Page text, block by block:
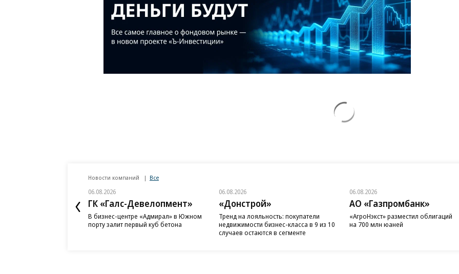
Новости компаний Все
06.08.2026
ГК «Галс-Девелопмент»
В бизнес-центре «Адмирал» в Южном
порту залит первый куб бетона
06.08.2026
«Донстрой»
Тренд на лояльность: покупатели
недвижимости бизнес-класса в 9 из 10
случаев остаются в сегменте
06.08.2026
АО «Газпромбанк»
«АгроНэкст» разместил облигаций
на 700 млн юаней